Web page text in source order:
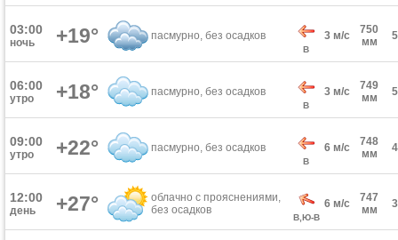
03:00
ночь +19° пасмурно, без осадков
В
3 м/с
750
мм
06:00
утро +18° пасмурно, без осадков
В
3 м/с
749
мм
09:00
утро +22° пасмурно, без осадков
В
6 м/с
748
мм
12:00
день +27°
облачно с прояснениями,
без осадков
В,Ю-В
6 м/с
747
мм